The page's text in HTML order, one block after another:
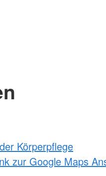
Körperpflege
zur Google Maps